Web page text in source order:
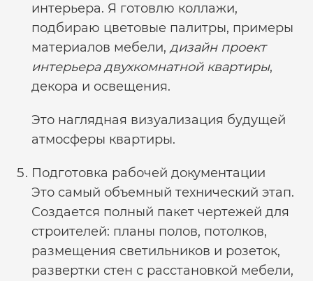
интерьера. Я готовлю коллажи,
подбираю цветовые палитры, примеры
материалов мебели, дизайн проект
интерьера двухкомнатной квартиры,
декора и освещения.
Это наглядная визуализация будущей
атмосферы квартиры.
Подготовка рабочей документации
Это самый объемный технический этап.
Создается полный пакет чертежей для
строителей: планы полов, потолков,
размещения светильников и розеток,
развертки стен с расстановкой мебели,